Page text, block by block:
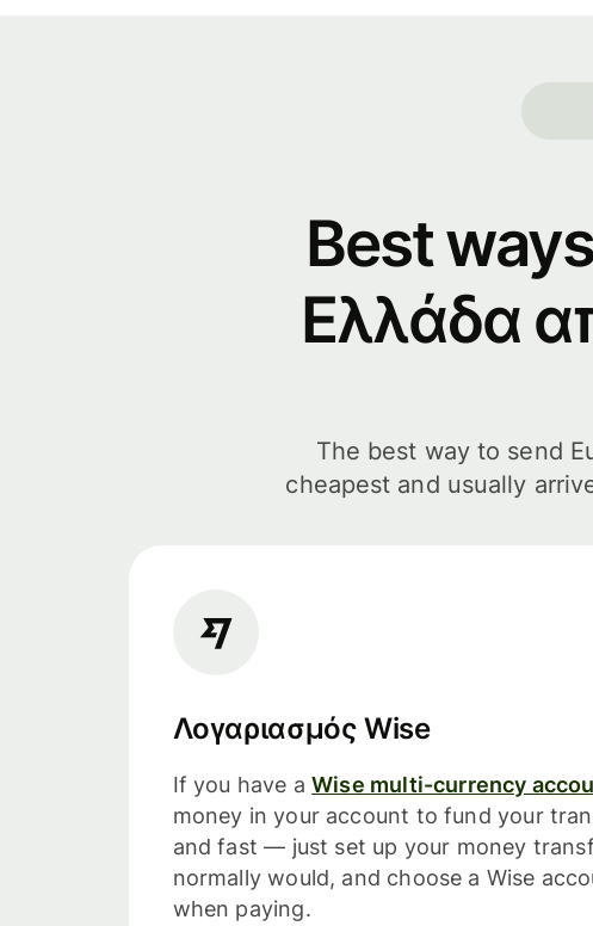
Best
Ελλάδα
The best way to send
cheapest and usually
Λογαριασμός Wise
If you have aWise multi-currency
money in your account to fund your
and fast — just set up your money
normally would, and choose a Wise
when paying.